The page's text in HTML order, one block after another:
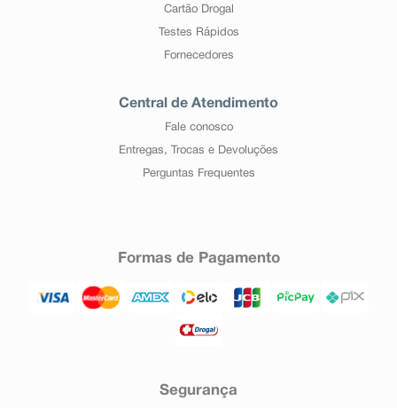
Cartão Drogal
Testes Rápidos
Fornecedores
Central de Atendimento
Fale conosco
Entregas, Trocas e Devoluções
Perguntas Frequentes
Formas de Pagamento
Segurança